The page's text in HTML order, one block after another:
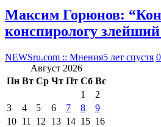
Максим Горюнов:
конспирологу злейший
NEWSru.com :: Мнения5 лет спустя 0
Август 2026
Пн Вт Ср Чт Пт Сб Вс
1
2
3
4 5 6 7 8
9
10 11 12 13 14 15 16